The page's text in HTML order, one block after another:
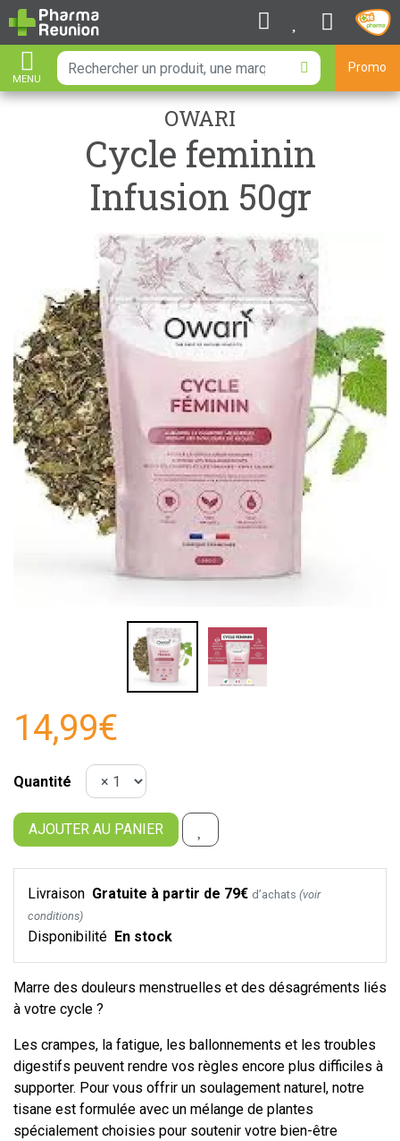
MENU
AFFICHER LA NAVIGATION
Promo
OWARI
Cycle feminin
Infusion 50gr
14,99€
Quantité
AJOUTER AU PANIER
Livraison Gratuite à partir de 79€ d’achats (voir
conditions)
Disponibilité En stock
Marre des douleurs menstruelles et des désagréments liés
à votre cycle ?
Les crampes, la fatigue, les ballonnements et les troubles
digestifs peuvent rendre vos règles encore plus difficiles à
supporter. Pour vous offrir un soulagement naturel, notre
tisane est formulée avec un mélange de plantes
spécialement choisies pour soutenir votre bien-être